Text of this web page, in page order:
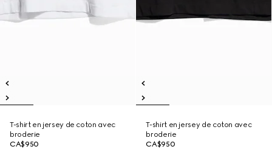
T-shirt en jersey de coton avec
broderie
CA$950
T-shirt en jersey de coton avec
broderie
CA$950